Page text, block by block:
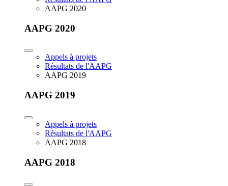
AAPG 2020
AAPG 2020
Appels à projets
Résultats de l'AAPG
AAPG 2019
AAPG 2019
Appels à projets
Résultats de l'AAPG
AAPG 2018
AAPG 2018